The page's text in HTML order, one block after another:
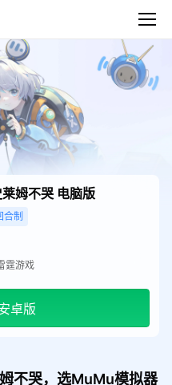
姆不哭 电脑版
合制
霆游戏
卓版
不哭，选MuMu模拟器